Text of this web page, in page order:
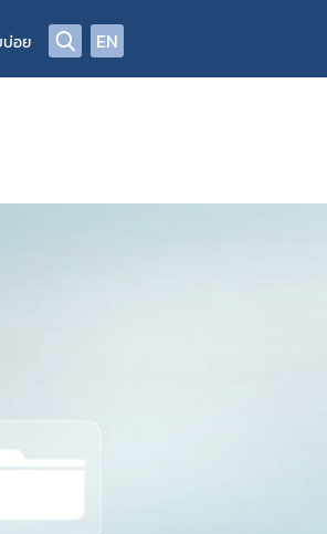
อย EN
System PMAS
ยด้านยากับเครือข่าย (South – East Asia
นยาและผลิตภัณฑ์สุขภาพ
รณ์ไม่พึงประสงค์จากการใช้ยาประจำปี
ทำงานอันผิดปกติของเครื่องมือแพทย์ฯ
ช้ยาสมุนไพรตามบัญชียาหลักแห่งชาติ
ณฑ์สุขภาพ
ไม่สมบูรณ์